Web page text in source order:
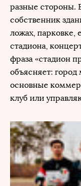
разные стороны.
собственник
ложах, парковке,
стадиона,
фраза «стадион
объясняет: город
основные
клуб или